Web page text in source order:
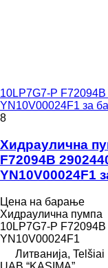
10LP7G7-P
YN10V00024F1 за
8
Хидраулична
F72094B
YN10V00024F1
Цена на барање
Хидраулична пумпа
10LP7G7-P
YN10V00024F1
Литванија, Telšiai